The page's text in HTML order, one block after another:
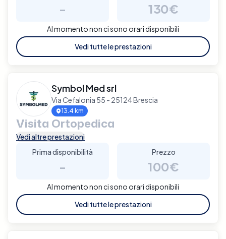
- 130€
Al momento non ci sono orari disponibili
Vedi tutte le prestazioni
Symbol Med srl
Via Cefalonia 55 - 25124 Brescia
13.4 km
Visita Ortopedica
Vedi altre prestazioni
Prima disponibilità
-
Prezzo
100€
Al momento non ci sono orari disponibili
Vedi tutte le prestazioni